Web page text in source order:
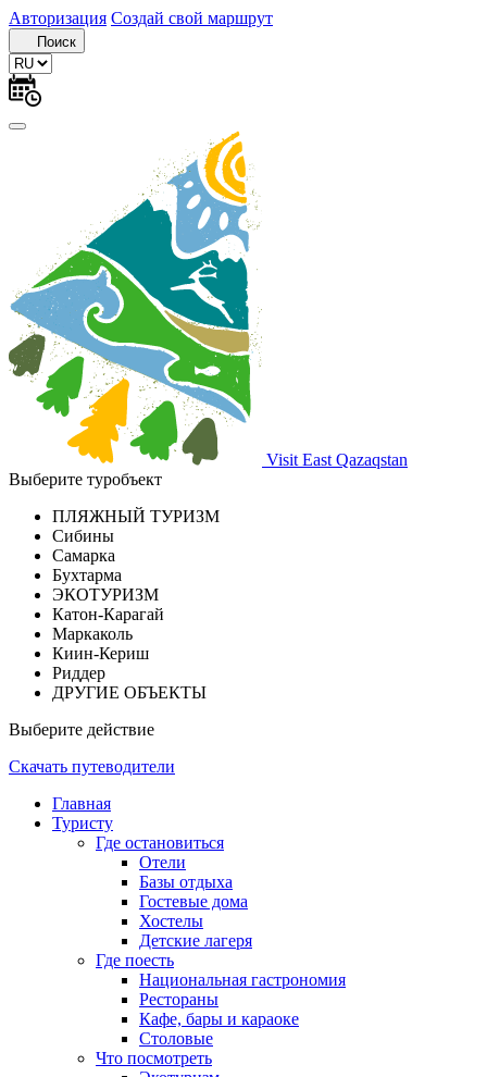
Авторизация Создай свой маршрут
Поиск
Visit East Qazaqstan
Выберите туробъект
ПЛЯЖНЫЙ ТУРИЗМ
Сибины
Самарка
Бухтарма
ЭКОТУРИЗМ
Катон-Карагай
Маркаколь
Киин-Кериш
Риддер
ДРУГИЕ ОБЪЕКТЫ
Выберите действие
Скачать путеводители
Главная
Туристу
Где остановиться
Отели
Базы отдыха
Гостевые дома
Хостелы
Детские лагеря
Где поесть
Национальная гастрономия
Рестораны
Кафе, бары и караоке
Столовые
Что посмотреть